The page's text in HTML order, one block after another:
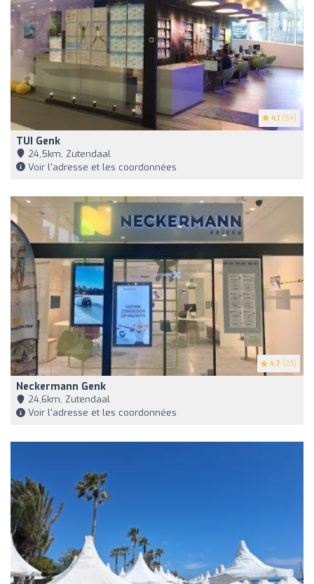
4.1 (54)
TUI Genk
24,5km, Zutendaal
Voir l'adresse et les coordonnées
4.7 (23)
Neckermann Genk
24,6km, Zutendaal
Voir l'adresse et les coordonnées